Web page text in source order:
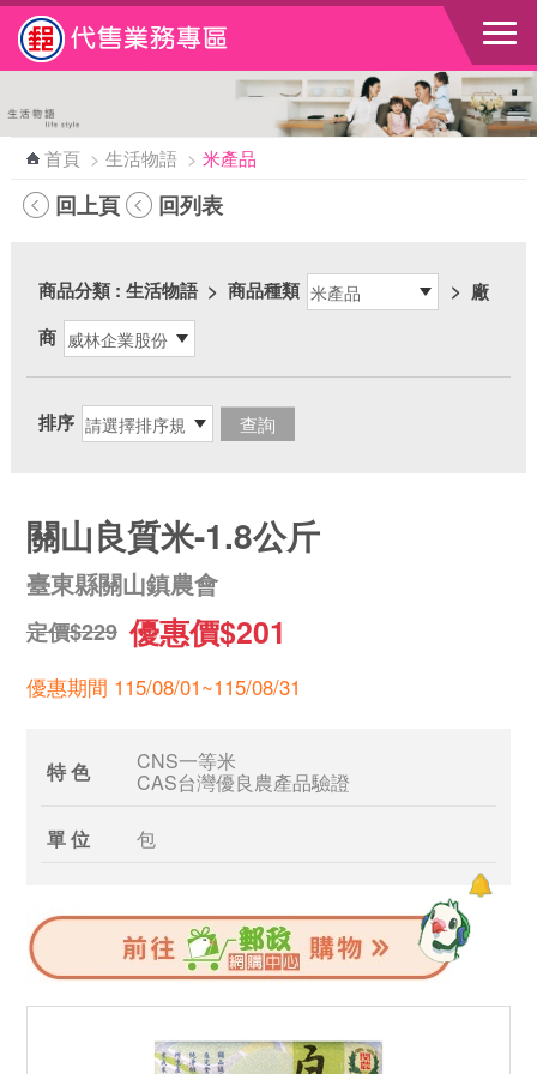
跳到主要內容區塊
首頁 > 生活物語 > 米產品
回上頁 回列表
商品分類: 生活物語 > 商品種類 > 廠
商
排序
關山良質米-1.8公斤
臺東縣關山鎮農會
定價$229 優惠價$201
優惠期間 115/08/01~115/08/31
特 色 CNS一等米
CAS台灣優良農產品驗證
單 位 包